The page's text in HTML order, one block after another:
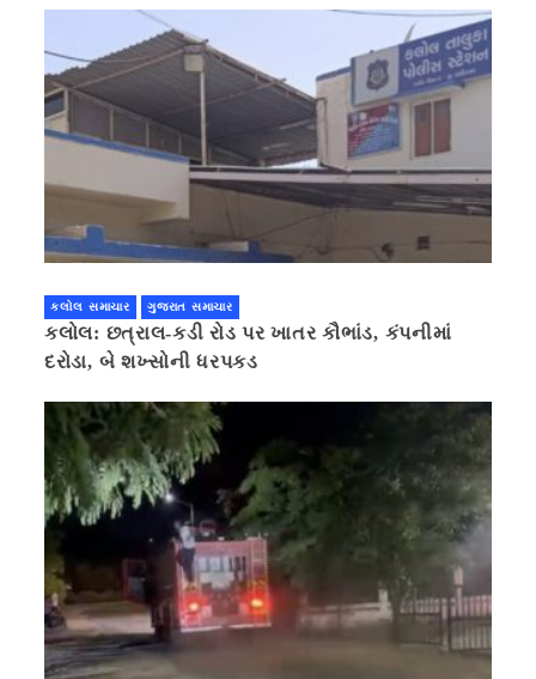
કલોલ સમાચાર ગુજરાત સમાચાર
કલોલ: છત્રાલ-કડી રોડ પર ખાતર કૌભાંડ, કંપનીમાં
દરોડા, બે શખ્સોની ધરપકડ